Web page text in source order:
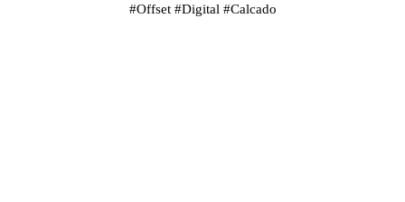
#Offset#Digital #Calcado